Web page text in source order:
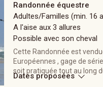
Randonnée équestre
Adultes/Familles (min. 16
A l'aise aux 3 allures
Possible avec son cheval
Cette Randonnée est
Européennes , gage de
soit pratiquée tout au long
Dates proposées